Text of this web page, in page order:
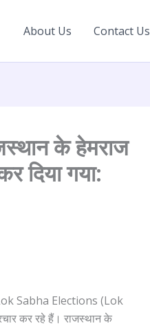
About Us Contact Us
के हेमराज
दिया गया:
Lok Sabha Elections (Lok
कर रहे हैं। राजस्थान के